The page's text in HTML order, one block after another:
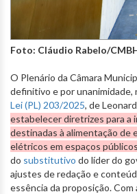
Foto: Cláudio Rabelo/
O Plenário da Câmara
definitivo e por unanimidade,
Lei (PL) 203/2025, de
estabelecer diretrizes para a
destinadas à alimentação de
elétricos em espaços públicos
do substitutivo do líder do
ajustes de redação e
essência da proposição.